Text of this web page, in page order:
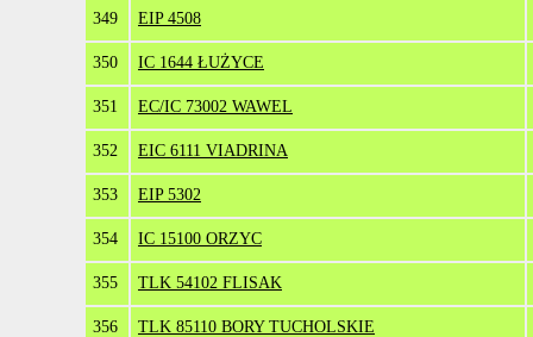
349 EIP 4508
350 IC 1644 ŁUŻYCE
351 EC/IC 73002 WAWEL
352 EIC 6111 VIADRINA
353 EIP 5302
354 IC 15100 ORZYC
355 TLK 54102 FLISAK
356 TLK 85110 BORY TUCHOLSKIE